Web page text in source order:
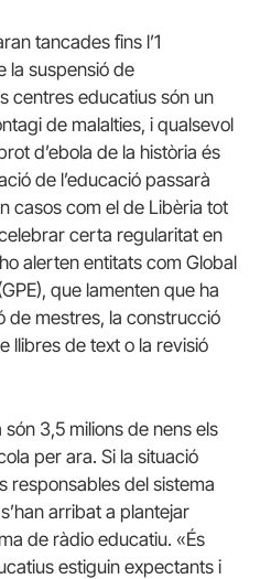
tancades fins l’1
la suspensió de
centres educatius són un
de malalties, i qualsevol
d’ebola de la història és
de l’educació passarà
casos com el de Libèria tot
certa regularitat en
alerten entitats com Global
que lamenten que ha
de mestres, la construcció
llibres de text o la revisió
3,5 milions de nens els
per ara. Si la situació
responsables del sistema
arribat a plantejar
de ràdio educatiu. «És
estiguin expectants i